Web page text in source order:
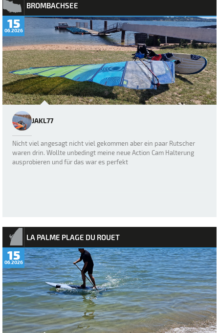
BROMBACHSEE
15
06.2026
JAKL77
Nicht viel angesagt nicht viel gekommen aber ein paar Rutscher
waren drin. Wollte unbedingt meine neue Action Cam Halterung
ausprobieren und für das war es perfekt
LA PALME PLAGE DU ROUET
15
06.2026